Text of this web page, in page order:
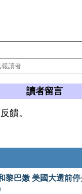
讀者留言
饋。
黎巴嫩 美國大選前